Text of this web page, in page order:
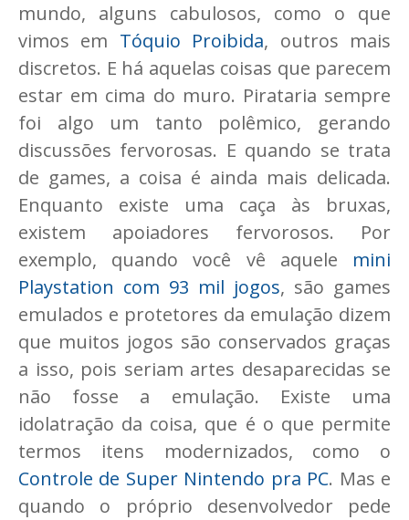
mundo, alguns cabulosos, como o que
vimos em Tóquio Proibida, outros mais
discretos. E há aquelas coisas que parecem
estar em cima do muro. Pirataria sempre
foi algo um tanto polêmico, gerando
discussões fervorosas. E quando se trata
de games, a coisa é ainda mais delicada.
Enquanto existe uma caça às bruxas,
existem apoiadores fervorosos. Por
exemplo, quando você vê aquele mini
Playstation com 93 mil jogos, são games
emulados e protetores da emulação dizem
que muitos jogos são conservados graças
a isso, pois seriam artes desaparecidas se
não fosse a emulação. Existe uma
idolatração da coisa, que é o que permite
termos itens modernizados, como o
Controle de Super Nintendo pra PC. Mas e
quando o próprio desenvolvedor pede